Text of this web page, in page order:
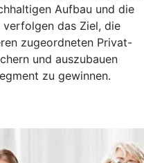
Aufbau und die
verfolgen das Ziel, die
zugeordneten Privat-
und auszubauen
zu gewinnen.